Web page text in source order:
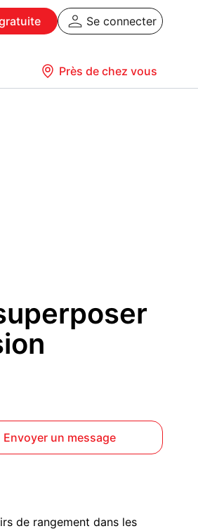
Se connecter
Près de chez vous
Envoyer un message
de rangement dans les